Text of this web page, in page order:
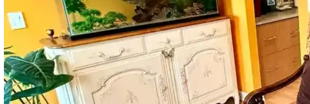
Retro Ahşap Poster Karşılaştırması: Dışarıdan Stres Getirmek Yasaktır ve
İki farklı retro ahşap poster ürününü karşılaştırıyoruz. Dışarıdan stres getirmek yasaktır yazılı
Milwaukee Alüminyum Şerit Metre 8mt 25mm Dayanıklı ve Hassas
Milwaukee Alüminyum Şerit Metre 8 metre uzunluğu ve 25mm genişliğiyle, dayanıklı yapısı ve
Yıpranmış Banyolarda Renk Uyumu ve Mekan Kullanımı İçin Doğru Boya